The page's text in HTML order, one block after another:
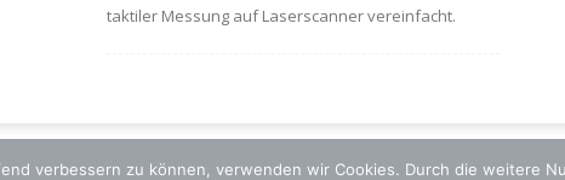
taktiler Messung auf Laserscanner vereinfacht.
verbessern zu können, verwenden wir Cookies. Durch die weitere